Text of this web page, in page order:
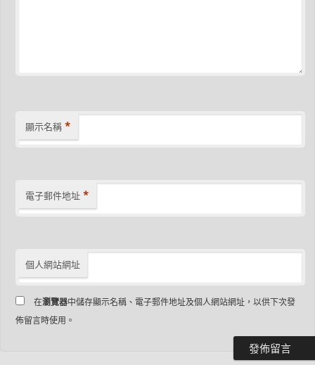
顯示名稱 *
電子郵件地址 *
個人網站網址
在瀏覽器中儲存顯示名稱、電子郵件地址及個人網站網址，以供下次發
佈留言時使用。